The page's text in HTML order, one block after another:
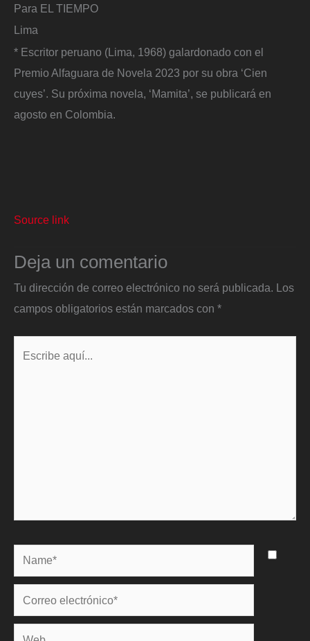
Para EL TIEMPO
Lima
* Escritor peruano (Lima, 1968) galardonado con el
Premio Alfaguara de Novela 2023 por su obra ‘Cien
cuyes’. Su próxima novela, ‘Mamita’, se publicará en
agosto en Colombia.
Source link
Deja un comentario
Tu dirección de correo electrónico no será publicada. Los
campos obligatorios están marcados con *
Name*
Correo
electrónico*
Web